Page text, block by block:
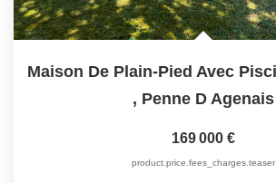
, Penne D Agenais
169 000 €
product.price.fees_charges.teaser